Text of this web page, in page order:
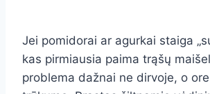
Jei pomidorai ar agurkai staiga
kas pirmiausia paima trąšų
problema dažnai ne dirvoje, o